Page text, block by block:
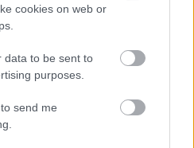
cookies on web or
data to be sent to
purposes.
send me
Kádár-rendszer
az irodalmi
befogadhatóvá teszik a
fehéren látjuk: ebben